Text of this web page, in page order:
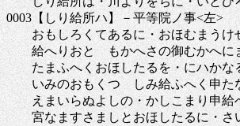
0003【しり給所ハ】－平等院ノ事<左>
おもしろくてあるに・おほむまうけ
給へりおとゝもかへさの御むかへに
たまふへくおほしたるを・にハかな
いみのおもくつゝしみ給ふへく申た
えまいらぬよしの・かしこまり申給
宮なますさましとおほしたるに・さ